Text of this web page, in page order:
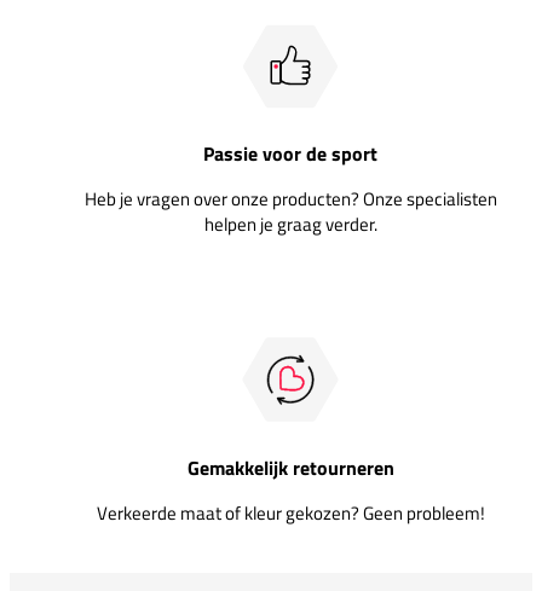
Passie voor de sport
Heb je vragen over onze producten? Onze specialisten
helpen je graag verder.
Gemakkelijk retourneren
Verkeerde maat of kleur gekozen? Geen probleem!